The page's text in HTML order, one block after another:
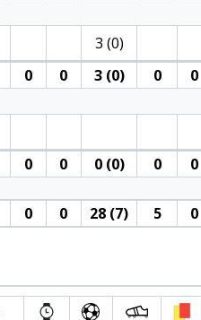
3 (0)
0 0 3 (0) 0 0
0 0 0 (0) 0 0
0 0 28 (7) 5 0